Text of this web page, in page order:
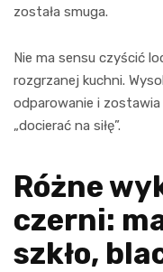
została smuga.
Nie ma sensu czyścić
rozgrzanej kuchni.
odparowanie i
„docierać na siłę”.
Różne
czerni:
szkło,